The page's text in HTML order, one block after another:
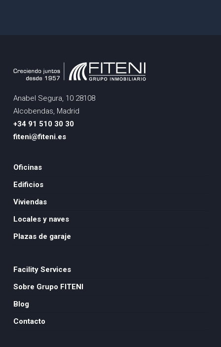
Anabel Segura, 10 28108
Alcobendas, Madrid
+34 91 510 30 30
fiteni@fiteni.es
Oficinas
Edificios
Viviendas
Locales y naves
Plazas de garaje
Facility Services
Sobre Grupo FITENI
Blog
Contacto